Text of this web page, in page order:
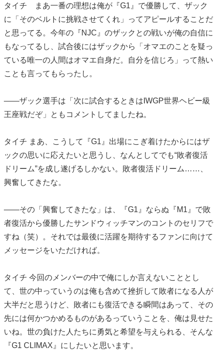
タイチ まあ一番の理想は俺が『G1』で優勝して、ザック
に「そのベルトに挑戦させてくれ」ってアピールすることだ
と思ってる。今年の『NJC』のザックとの戦いが俺の自信に
もなってるし、試合後にはザックから「オマエのことを疑っ
ている唯一の人間はオマエ自身だ。自分を信じろ」って熱い
ことも言ってもらったし。
――ザック選手は「次に試合するときはIWGP世界ヘビー級
王座戦だぞ」ともコメントしてましたね。
タイチ まあ、こうして『G1』出場にこぎ着けたからにはザ
ックの思いに応えたいと思うし、なんとしてでも“敗者復活
ドリーム”を成し遂げるしかない。敗者復活ドリーム……、
興奮してきたな。
――その「興奮してきたな」は、『G1』ならぬ『M1』で敗
者復活から優勝したサンドウィッチマンのコントのセリフで
すね（笑）。それでは最後に活躍を期待するファンに向けて
メッセージをいただければ。
タイチ 今回のメンバーの中で俺にしか言えないこととし
て、世の中っていうのは俺も含めて挫折して敗者になる人が
大半だと思うけど、敗者にも復活できる瞬間はあって、その
先には何かつかめるものがあるっていうことを、俺は見せた
いね。世の負けた人たちに勇気と希望を与えられる、そんな
『G1 CLIMAX』にしたいと思います。